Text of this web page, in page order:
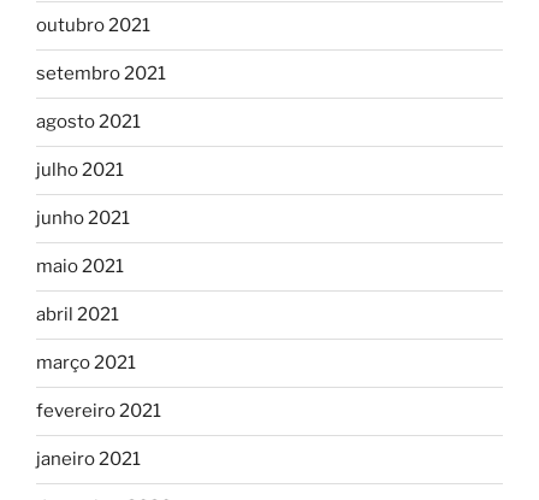
outubro 2021
setembro 2021
agosto 2021
julho 2021
junho 2021
maio 2021
abril 2021
março 2021
fevereiro 2021
janeiro 2021